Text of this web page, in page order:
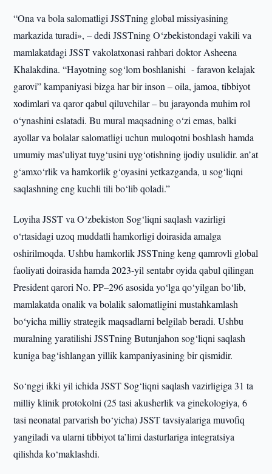
“Ona va bola salomatligi JSSTning global missiyasining
markazida turadi», – dedi JSSTning O‘zbekistondagi vakili va
mamlakatdagi JSST vakolatxonasi rahbari doktor Asheena
Khalakdina. “Hayotning sog‘lom boshlanishi - faravon kelajak
garovi” kampaniyasi bizga har bir inson – oila, jamoa, tibbiyot
xodimlari va qaror qabul qiluvchilar – bu jarayonda muhim rol
o‘ynashini eslatadi. Bu mural maqsadning o‘zi emas, balki
ayollar va bolalar salomatligi uchun muloqotni boshlash hamda
umumiy mas’uliyat tuyg‘usini uyg‘otishning ijodiy usulidir. an’at
g‘amxo‘rlik va hamkorlik g‘oyasini yetkazganda, u sog‘liqni
saqlashning eng kuchli tili bo‘lib qoladi.”
Loyiha JSST va O‘zbekiston Sog‘liqni saqlash vazirligi
o‘rtasidagi uzoq muddatli hamkorligi doirasida amalga
oshirilmoqda. Ushbu hamkorlik JSSTning keng qamrovli global
faoliyati doirasida hamda 2023-yil sentabr oyida qabul qilingan
President qarori No. PP–296 asosida yo‘lga qo‘yilgan bo‘lib,
mamlakatda onalik va bolalik salomatligini mustahkamlash
bo‘yicha milliy strategik maqsadlarni belgilab beradi. Ushbu
muralning yaratilishi JSSTning Butunjahon sog‘liqni saqlash
kuniga bag‘ishlangan yillik kampaniyasining bir qismidir.
So‘nggi ikki yil ichida JSST Sog‘liqni saqlash vazirligiga 31 ta
milliy klinik protokolni (25 tasi akusherlik va ginekologiya, 6
tasi neonatal parvarish bo‘yicha) JSST tavsiyalariga muvofiq
yangiladi va ularni tibbiyot ta’limi dasturlariga integratsiya
qilishda ko‘maklashdi.